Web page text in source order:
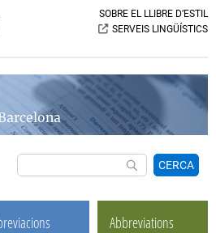
SOBRE EL LLIBRE D’ESTIL
SERVEIS LINGÜÍSTICS
CERCA
Abbreviations